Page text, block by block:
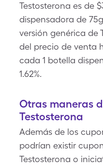
Testosterona es de
dispensadora de
versión genérica de
del precio de venta
cada 1 botella
1.62%.
Otras maneras
Testosterona
Además de los
podrían existir
Testosterona o